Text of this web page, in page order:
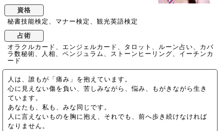
資格
秘書技能検定、マナー検定、観光英語検定
占術
オラクルカード、エンジェルカード、タロット、ルーン占い、カバ
ラ数秘術、人相、ペンジュラム、ストーンヒーリング、イーチンカ
ード
人は、誰もが「痛み」を抱えています。
心に見えない傷を負い、苦しみながら、悩み、もがきながら生き
ています。
あなたも、私も、みな同じです。
人に言えないものを胸に抱え、それでも、前へ歩き続けなければ
なりません。